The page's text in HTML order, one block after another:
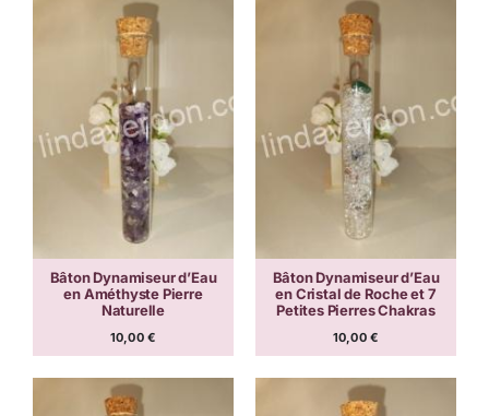
Bâton Dynamiseur d’Eau
en Améthyste Pierre
Naturelle
10,00 €
Bâton Dynamiseur d’Eau
en Cristal de Roche et 7
Petites Pierres Chakras
10,00 €